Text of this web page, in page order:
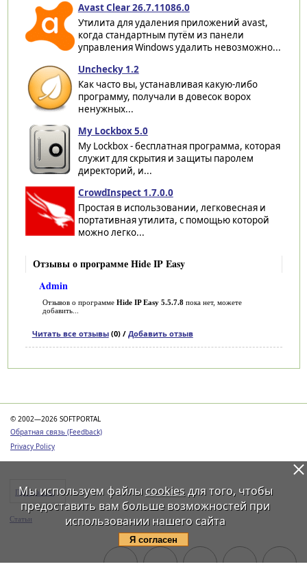
Avast Clear 26.7.11086.0
Утилита для удаления приложений avast,
когда стандартным путём из панели
управления Windows удалить невозможно...
Unchecky 1.2
Как часто вы, устанавливая какую-либо
программу, получали в довесок ворох
ненужных...
My Lockbox 5.0
My Lockbox - бесплатная программа, которая
служит для скрытия и защиты паролем
директорий, и...
CrowdInspect 1.7.0.0
Простая в использовании, легковесная и
портативная утилита, с помощью которой
можно легко...
Отзывы о программе Hide IP Easy
Admin
Отзывов о программе Hide IP Easy 5.5.7.8пока нет, можете
добавить...
Читать все отзывы(0) / Добавить отзыв
© 2002—2026 SOFTPORTAL
Обратная связь (Feedback)
Privacy Policy
Программы
Статьи
Мы используем файлы cookiesдля того, чтобы
предоставить вам больше возможностей при
использовании нашего сайта